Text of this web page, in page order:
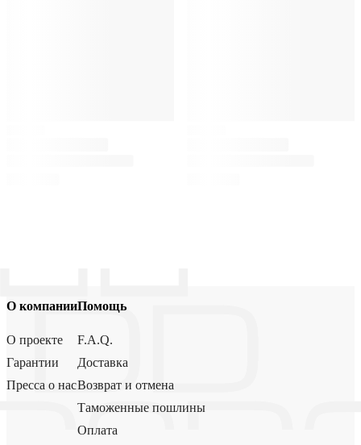
О компании
О проекте
Гарантии
Пресса о нас
Помощь
F.A.Q.
Доставка
Возврат и отмена
Таможенные пошлины
Оплата